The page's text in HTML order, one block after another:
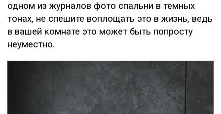
одном из журналов фото спальни в темных
тонах, не спешите воплощать это в жизнь, ведь
в вашей комнате это может быть попросту
неуместно.